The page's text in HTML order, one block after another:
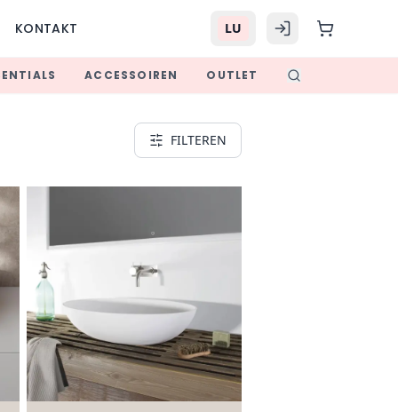
KONTAKT LU
ACCESSOIREN OUTLET
FILTEREN